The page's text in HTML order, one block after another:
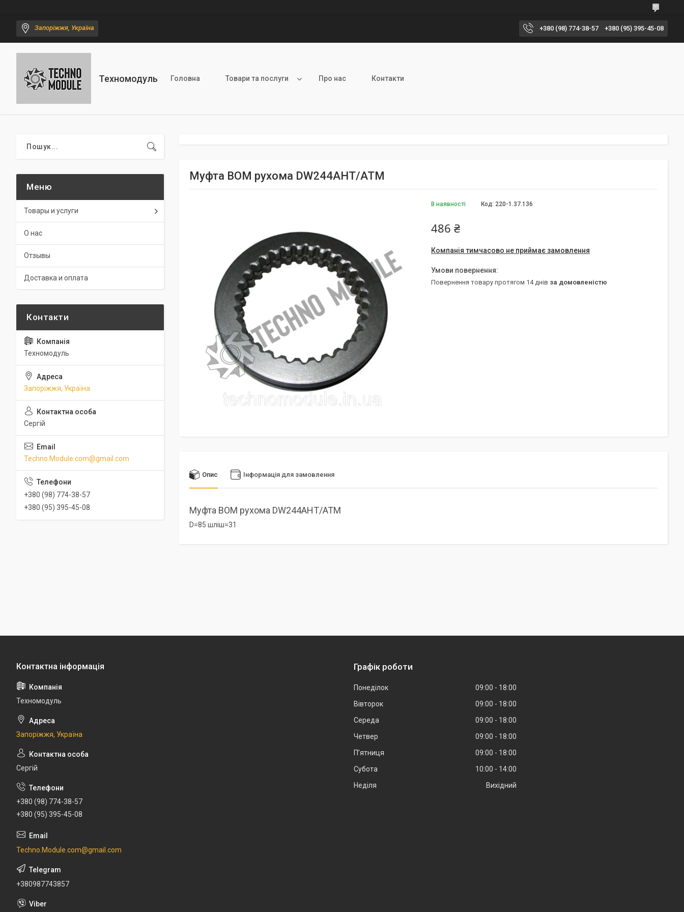
Запоріжжя, Україна +380 (98) 774-38-57 +380 (95) 395-45-08
Техномодуль Головна Товари та послуги Про нас Контакти
Муфта ВОМ рухома DW244AHT/ATM
В наявності Код: 220-1.37.136
486 ₴
Компанія тимчасово не приймає замовлення
повернення товару протягом 14 днів за домовленістю
Опис Інформація для замовлення
Муфта ВОМ рухома DW244AHT/ATM
D=85 шліш=31
Товары и услуги
О нас
Отзывы
Доставка и оплата
Техномодуль
Запоріжжя, Україна
Сергій
Techno.Module.com@gmail.com
+380 (98) 774-38-57
+380 (95) 395-45-08
Техномодуль
Запоріжжя, Україна
Сергій
+380 (98) 774-38-57
+380 (95) 395-45-08
Techno.Module.com@gmail.com
+380987743857
Графік роботи
Понеділок 09:00
18:00
Вівторок
09:00
18:00
Середа
09:00
18:00
Четвер
09:00
18:00
Пʼятниця
09:00
18:00
Субота
10:00
14:00
Неділя
Вихідний